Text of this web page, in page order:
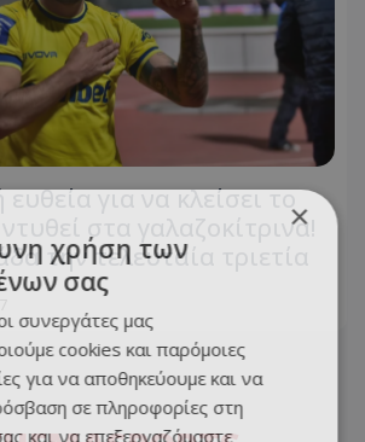
ευθεία για να κλείσει το
στα γαλαζοκίτρινα!
την τελευταία τριετία
×
χρήση των
σας
συνεργάτες μας
cookies και παρόμοιες
για να αποθηκεύουμε και να
σε πληροφορίες στη
και να επεξεργαζόμαστε